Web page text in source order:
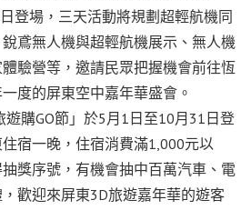
登場，三天活動將規劃超輕航機同
鳶無人機與超輕航機展示、無人機
驗營等，邀請民眾把握機會前往恆
度的屏東空中嘉年華盛會。
購GO節」於5月1日至10月31日登
宿一晚，住宿消費滿1,000元以
獎序號，有機會抽中百萬汽車、電
歡迎來屏東3D旅遊嘉年華的遊客